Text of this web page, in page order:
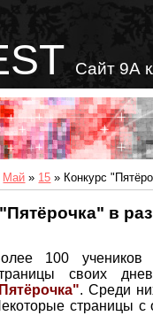
Сайт 9А
Май » 15 » Конкурс
в
100 учеников
своих
. Среди
страницы с